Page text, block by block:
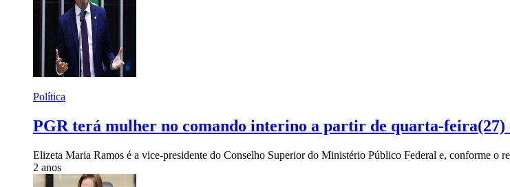
Política
PGR terá mulher no comando interino a partir de quarta-feira(27)
Elizeta Maria Ramos é a vice-presidente do Conselho Superior do Ministério Público Federal e, conforme o
2 anos